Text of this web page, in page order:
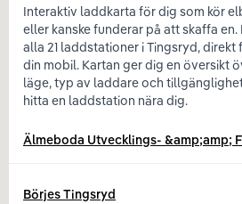
Interaktiv laddkarta för dig som kör
eller kanske funderar på att skaffa en.
alla 21 laddstationer i Tingsryd, direkt
din mobil. Kartan ger dig en översikt
läge, typ av laddare och
hitta en laddstation nära dig.
Älmeboda Utvecklings- &amp;amp;
Börjes Tingsryd